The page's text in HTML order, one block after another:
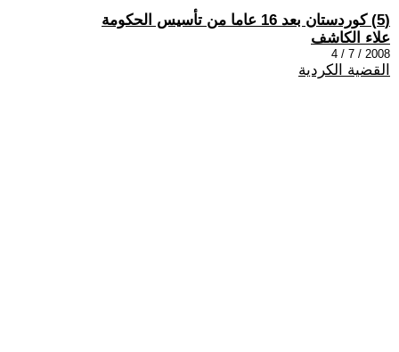
(5) كوردستان بعد 16 عاما من تأسيس الحكومة
علاء الكاشف
2008 / 7 / 4
القضية الكردية